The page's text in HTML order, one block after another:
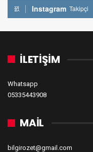
Instagram Takipçi
İLETİŞİM
Whatsapp
05335443908
MAİL
bilgirozet@gmail.com